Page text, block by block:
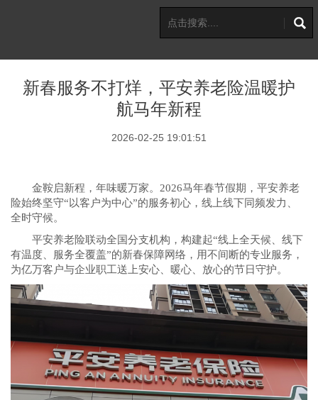
新春服务不打烊，平安养老险温暖护
航马年新程
2026-02-25 19:01:51
金鞍启新程，年味暖万家。2026马年春节假期，平安养老
险始终坚守“以客户为中心”的服务初心，线上线下同频发力、
全时守候。
平安养老险联动全国分支机构，构建起“线上全天候、线下
有温度、服务全覆盖”的新春保障网络，用不间断的专业服务，
为亿万客户与企业职工送上安心、暖心、放心的节日守护。